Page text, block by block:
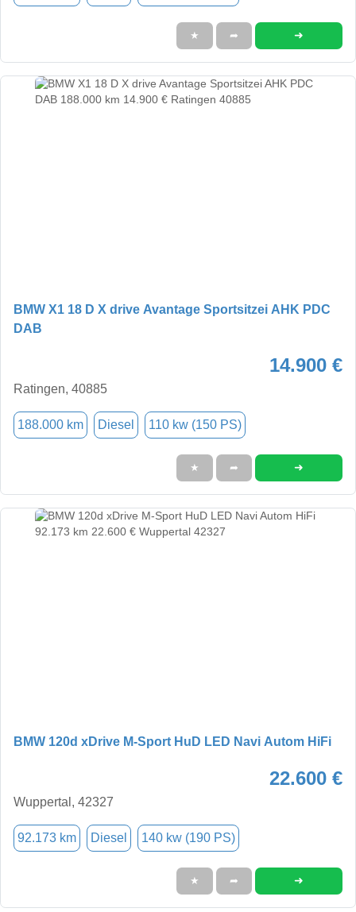
★ ➦ ➜
BMW X1 18 D X drive Avantage Sportsitzei AHK PDC
DAB
14.900 €
Ratingen, 40885
188.000 km Diesel 110 kw (150 PS)
★ ➦ ➜
BMW 120d xDrive M-Sport HuD LED Navi Autom HiFi
22.600 €
Wuppertal, 42327
92.173 km Diesel 140 kw (190 PS)
★ ➦ ➜